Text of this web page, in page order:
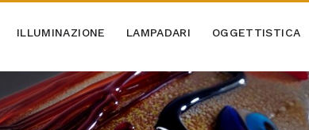
ILLUMINAZIONE LAMPADARI OGGETTISTICA